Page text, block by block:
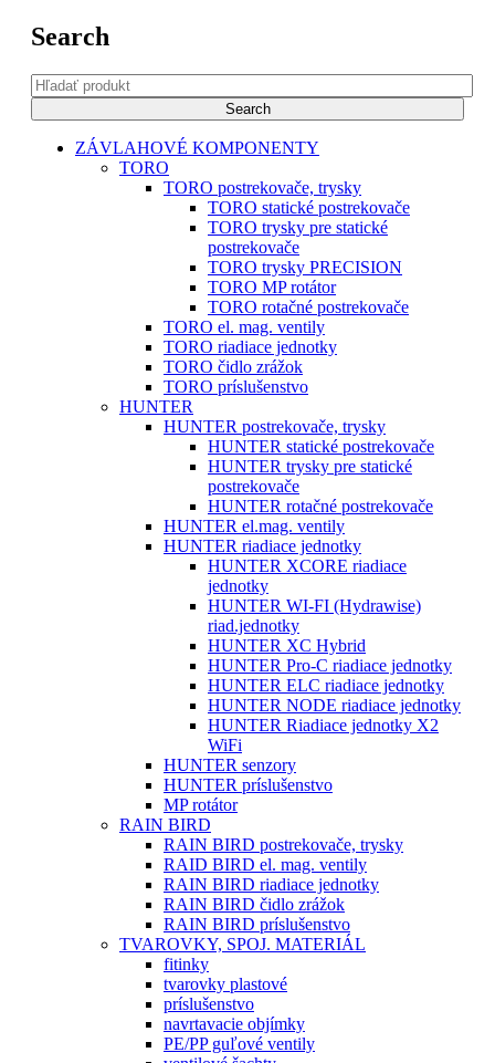
Search
ZÁVLAHOVÉ KOMPONENTY
TORO
TORO postrekovače, trysky
TORO statické postrekovače
TORO trysky pre statické
postrekovače
TORO trysky PRECISION
TORO MP rotátor
TORO rotačné postrekovače
TORO el. mag. ventily
TORO riadiace jednotky
TORO čidlo zrážok
TORO príslušenstvo
HUNTER
HUNTER postrekovače, trysky
HUNTER statické postrekovače
HUNTER trysky pre statické
postrekovače
HUNTER rotačné postrekovače
HUNTER el.mag. ventily
HUNTER riadiace jednotky
HUNTER XCORE riadiace
jednotky
HUNTER WI-FI (Hydrawise)
riad.jednotky
HUNTER XC Hybrid
HUNTER Pro-C riadiace jednotky
HUNTER ELC riadiace jednotky
HUNTER NODE riadiace jednotky
HUNTER Riadiace jednotky X2
WiFi
HUNTER senzory
HUNTER príslušenstvo
MP rotátor
RAIN BIRD
RAIN BIRD postrekovače, trysky
RAID BIRD el. mag. ventily
RAIN BIRD riadiace jednotky
RAIN BIRD čidlo zrážok
RAIN BIRD príslušenstvo
TVAROVKY, SPOJ. MATERIÁL
fitinky
tvarovky plastové
príslušenstvo
navrtavacie objímky
PE/PP guľové ventily